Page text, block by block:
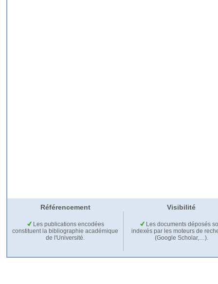
Référencement Visibilité
Les publications encodées
constituent la bibliographie académique
de l'Université.
Les documents déposés
indexés par les moteurs de
(Google Scholar,…).